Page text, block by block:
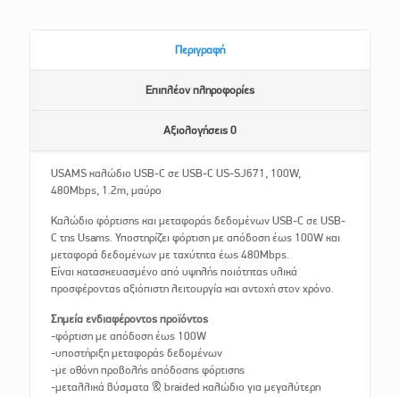
Περιγραφή
Επιπλέον πληροφορίες
Αξιολογήσεις 0
USAMS καλώδιο USB-C σε USB-C US-SJ671, 100W,
480Mbps, 1.2m, μαύρο
Καλώδιο φόρτισης και μεταφοράς δεδομένων USB-C σε USB-
C της Usams. Υποστηρίζει φόρτιση με απόδοση έως 100W και
μεταφορά δεδομένων με ταχύτητα έως 480Mbps.
Είναι κατασκευασμένο από υψηλής ποιότητας υλικά
προσφέροντας αξιόπιστη λειτουργία και αντοχή στον χρόνο.
Σημεία ενδιαφέροντος προϊόντος
-φόρτιση με απόδοση έως 100W
-υποστήριξη μεταφοράς δεδομένων
-με οθόνη προβολής απόδοσης φόρτισης
-μεταλλικά βύσματα & braided καλώδιο για μεγαλύτερη